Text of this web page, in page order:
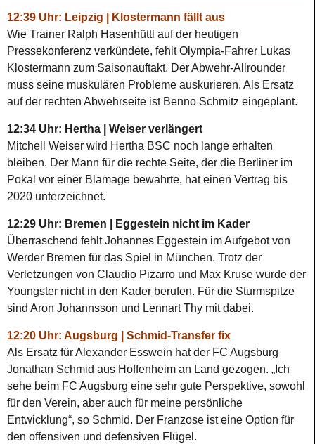
12:39 Uhr: Leipzig | Klostermann fällt aus
Wie Trainer Ralph Hasenhüttl auf der heutigen
Pressekonferenz verkündete, fehlt Olympia-Fahrer Lukas
Klostermann zum Saisonauftakt. Der Abwehr-Allrounder
muss seine muskulären Probleme auskurieren. Als Ersatz
auf der rechten Abwehrseite ist Benno Schmitz eingeplant.
12:34 Uhr: Hertha | Weiser verlängert
Mitchell Weiser wird Hertha BSC noch lange erhalten
bleiben. Der Mann für die rechte Seite, der die Berliner im
Pokal vor einer Blamage bewahrte, hat einen Vertrag bis
2020 unterzeichnet.
12:29 Uhr: Bremen | Eggestein nicht im Kader
Überraschend fehlt Johannes Eggestein im Aufgebot von
Werder Bremen für das Spiel in München. Trotz der
Verletzungen von Claudio Pizarro und Max Kruse wurde der
Youngster nicht in den Kader berufen. Für die Sturmspitze
sind Aron Johannsson und Lennart Thy mit dabei.
12:20 Uhr: Augsburg | Schmid-Transfer fix
Als Ersatz für Alexander Esswein hat der FC Augsburg
Jonathan Schmid aus Hoffenheim an Land gezogen. „Ich
sehe beim FC Augsburg eine sehr gute Perspektive, sowohl
für den Verein, aber auch für meine persönliche
Entwicklung“, so Schmid. Der Franzose ist eine Option für
den offensiven und defensiven Flügel.